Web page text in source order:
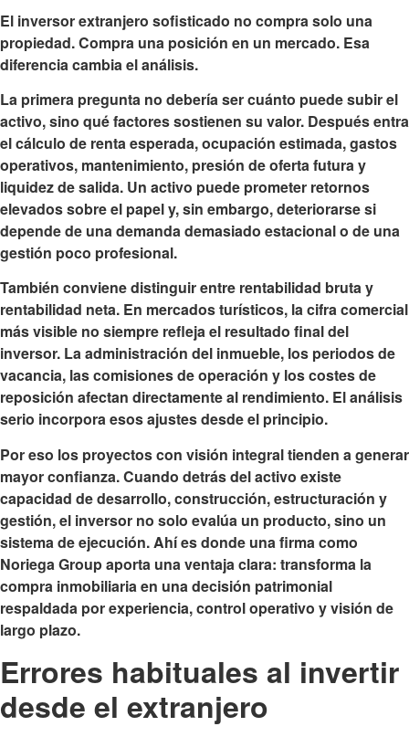
El inversor extranjero sofisticado no compra solo una
propiedad. Compra una posición en un mercado. Esa
diferencia cambia el análisis.
La primera pregunta no debería ser cuánto puede subir el
activo, sino qué factores sostienen su valor. Después entra
el cálculo de renta esperada, ocupación estimada, gastos
operativos, mantenimiento, presión de oferta futura y
liquidez de salida. Un activo puede prometer retornos
elevados sobre el papel y, sin embargo, deteriorarse si
depende de una demanda demasiado estacional o de una
gestión poco profesional.
También conviene distinguir entre rentabilidad bruta y
rentabilidad neta. En mercados turísticos, la cifra comercial
más visible no siempre refleja el resultado final del
inversor. La administración del inmueble, los periodos de
vacancia, las comisiones de operación y los costes de
reposición afectan directamente al rendimiento. El análisis
serio incorpora esos ajustes desde el principio.
Por eso los proyectos con visión integral tienden a generar
mayor confianza. Cuando detrás del activo existe
capacidad de desarrollo, construcción, estructuración y
gestión, el inversor no solo evalúa un producto, sino un
sistema de ejecución. Ahí es donde una firma como
Noriega Group aporta una ventaja clara: transforma la
compra inmobiliaria en una decisión patrimonial
respaldada por experiencia, control operativo y visión de
largo plazo.
Errores habituales al invertir
desde el extranjero